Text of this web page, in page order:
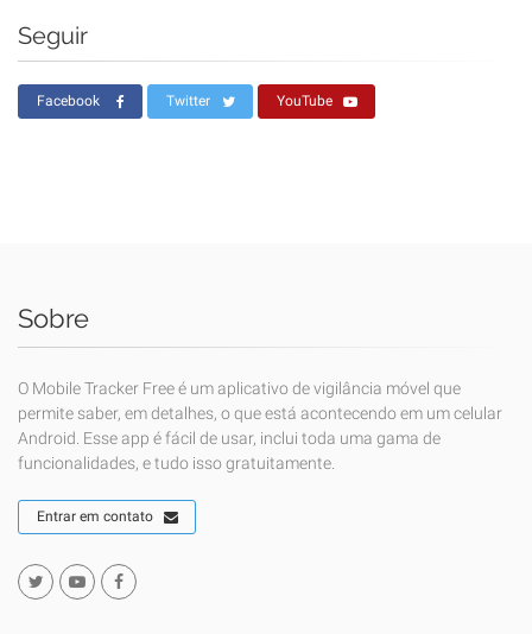
Seguir
Facebook Twitter YouTube
Sobre
O Mobile Tracker Free é um aplicativo de vigilância móvel que
permite saber, em detalhes, o que está acontecendo em um celular
Android. Esse app é fácil de usar, inclui toda uma gama de
funcionalidades, e tudo isso gratuitamente.
Entrar em contato